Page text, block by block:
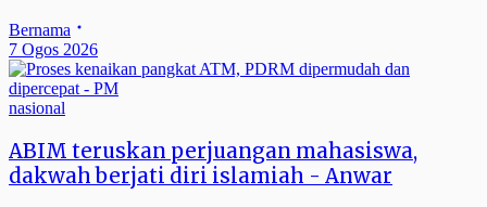
Bernama
7 Ogos 2026
nasional
ABIM teruskan perjuangan mahasiswa,
dakwah berjati diri islamiah - Anwar